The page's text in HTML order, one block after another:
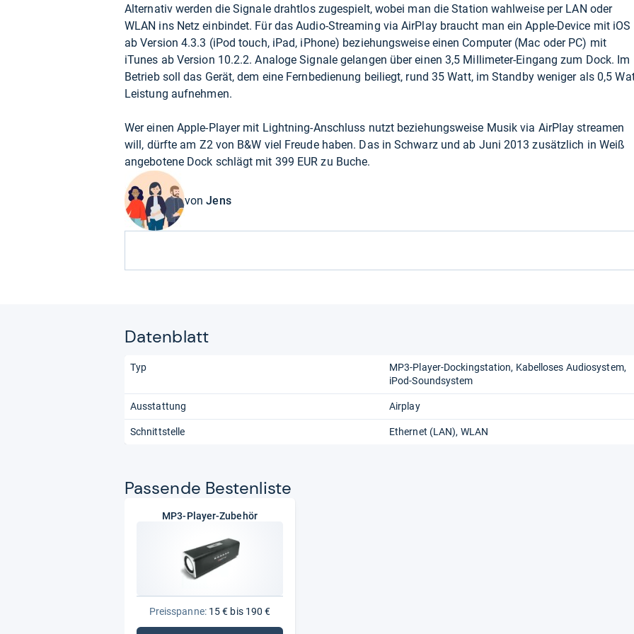
Alternativ werden die Signale drahtlos zugespielt, wobei man die Station wahlweise per LAN oder
WLAN ins Netz einbindet. Für das Audio-Streaming via AirPlay braucht man ein Apple-Device mit iOS
ab Version 4.3.3 (iPod touch, iPad, iPhone) beziehungsweise einen Computer (Mac oder PC) mit
iTunes ab Version 10.2.2. Analoge Signale gelangen über einen 3,5 Millimeter-Eingang zum Dock. Im
Betrieb soll das Gerät, dem eine Fernbedienung beiliegt, rund 35 Watt, im Standby weniger als 0,5
Leistung aufnehmen.
Wer einen Apple-Player mit Lightning-Anschluss nutzt beziehungsweise Musik via AirPlay streamen
will, dürfte am Z2 von B&W viel Freude haben. Das in Schwarz und ab Juni 2013 zusätzlich in Weiß
angebotene Dock schlägt mit 399 EUR zu Buche.
vonJens
Datenblatt
Typ MP3-Player-Dockingstation Kabelloses Audiosystem
iPod-Soundsystem
Ausstattung Airplay
Schnittstelle Ethernet (LAN) WLAN
Pas­sende Bes­ten­liste
MP3-Player-Zubehör
Preisspanne:15 € bis 190 €